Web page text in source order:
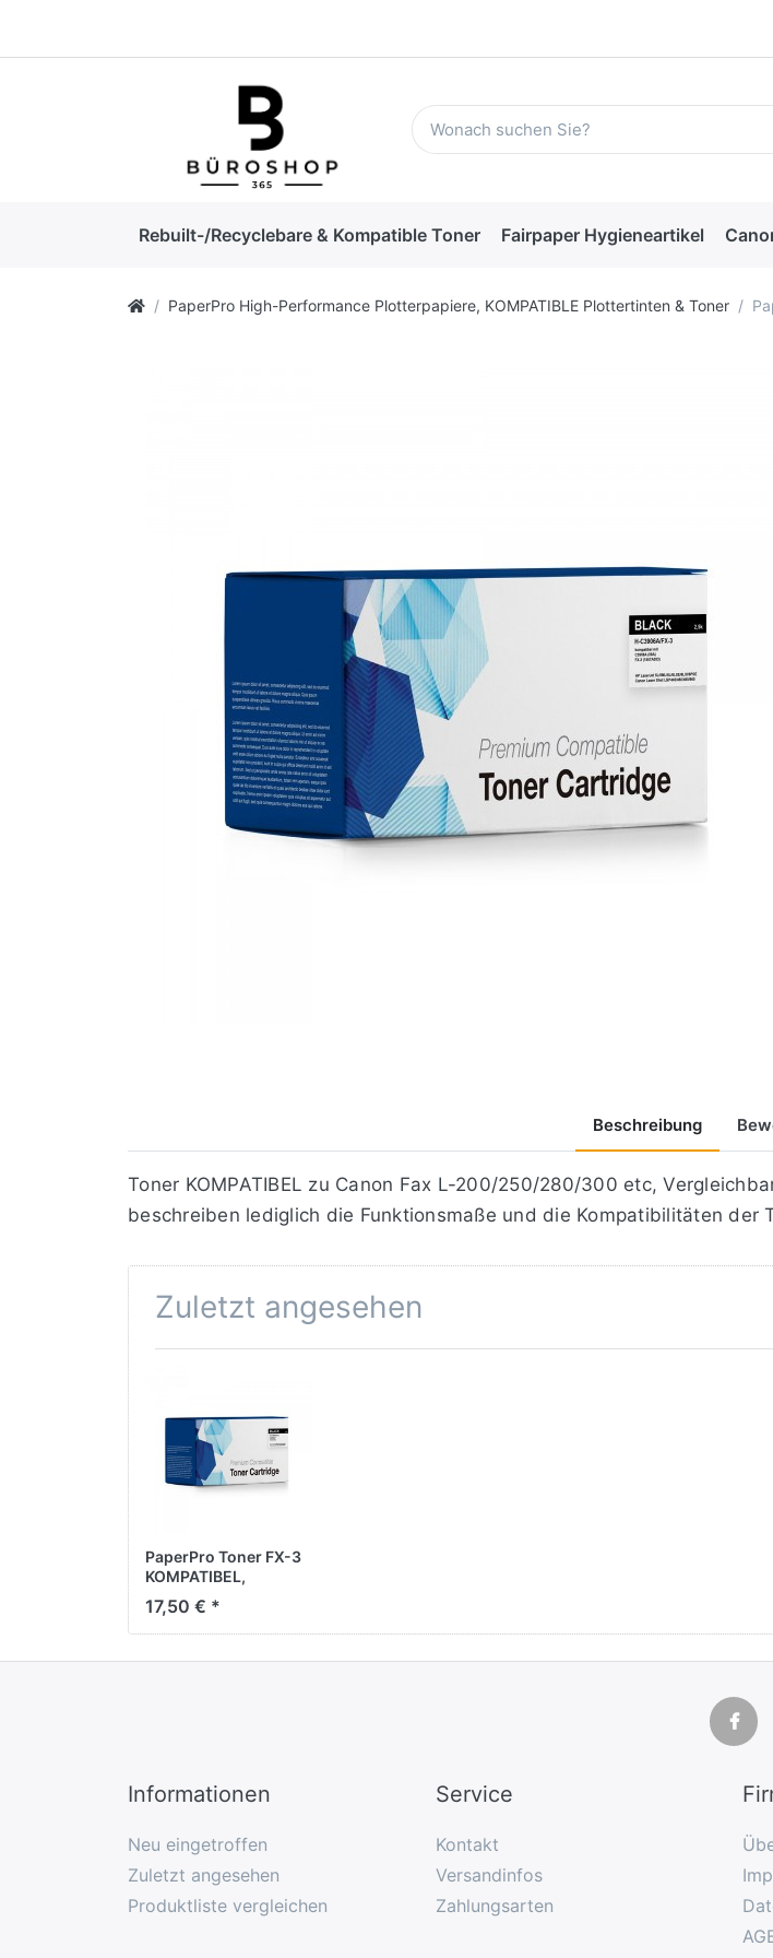
Rebuilt-/Recyclebare & Kompatible Toner Fairpaper Hygieneartikel
PaperPro High-Performance Plotterpapiere, KOMPATIBLE Plottertinten & Toner
Beschreibung
Toner KOMPATIBEL zu Canon Fax L-200/250/280/300 etc,
beschreiben lediglich die Funktionsmaße und die Kompatibilitäten der
Zuletzt angesehen
PaperPro Toner FX-3
KOMPATIBEL,
schwarz, ca. 3.500
Seiten
17,50 € *
Informationen
Neu eingetroffen
Zuletzt angesehen
Produktliste vergleichen
Service
Kontakt
Versandinfos
Zahlungsarten